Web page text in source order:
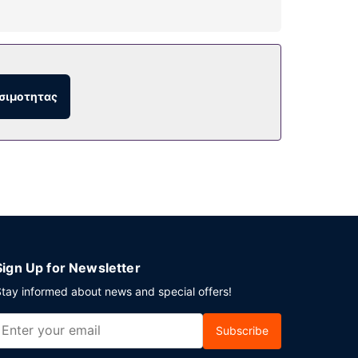
παροχές σε αυτό το ξενοδοχείο
Hotel Cape Cod ) ή μπορείτε να κάνετε
είναι διαθέσιμο πρωινό (σε πακέτο)
Up for Newsletter
informed about news and special offers!
Subscribe